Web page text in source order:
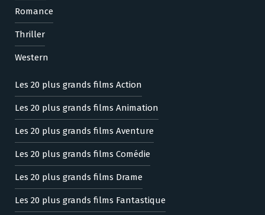
Romance
Thriller
Western
Les 20 plus grands films Action
Les 20 plus grands films Animation
Les 20 plus grands films Aventure
Les 20 plus grands films Comédie
Les 20 plus grands films Drame
Les 20 plus grands films Fantastique